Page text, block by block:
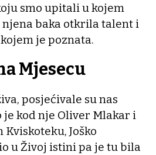
smo upitali u kojem
baka otkrila talent i
je poznata.
Mjesecu
posjećivale su nas
je kod nje Oliver Mlakar i
Joško
u Živoj istini pa je tu bila